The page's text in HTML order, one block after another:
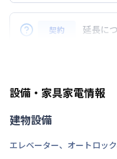
駐車場
Q.リピーターの場合
A.はい、ございます。
ター特典といたしまし
契約 延長に
法人契約の場合、通常
だければ、1日単位で
（ご延長が14日未満の
せていただきます。）
設備・家具家電情報
建物設備
エレベーター、 オートロック